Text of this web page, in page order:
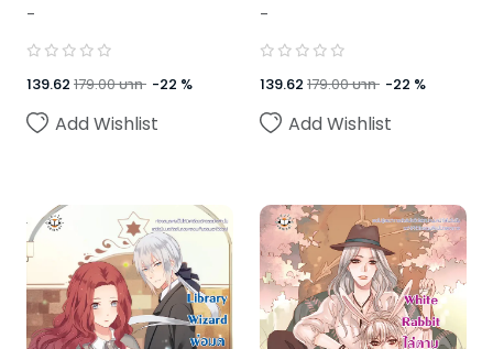
-
139.62 179.00บาท -22 %
Add Wishlist
-
139.62 179.00บาท -22 %
Add Wishlist